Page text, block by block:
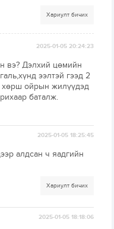
Хариулт бичих
2025-01-05 20:24:23
вэ? Дэлхий цөмийн
ээлтэй гээд 2
хөрш ойрын жилүүдэд
баталж.
2025-01-05 18:25:45
алдсан ч яадгийн
Хариулт бичих
2025-01-05 18:18:06